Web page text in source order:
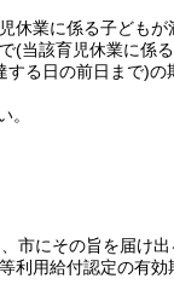
休業に係る子どもが
(当該育児休業に係
する日の前日まで)の
。
市にその旨を届け出
利用給付認定の有